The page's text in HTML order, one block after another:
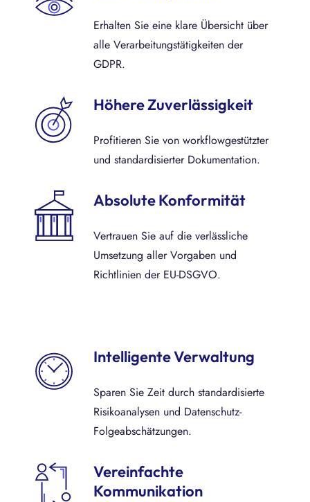
Erhalten Sie eine klare Übersicht über
alle Verarbeitungstätigkeiten der
GDPR.
Höhere Zuverlässigkeit
Profitieren Sie von workflowgestützter
und standardisierter Dokumentation.
Absolute Konformität
Vertrauen Sie auf die verlässliche
Umsetzung aller Vorgaben und
Richtlinien der EU-DSGVO.
Intelligente Verwaltung
Sparen Sie Zeit durch standardisierte
Risikoanalysen und Datenschutz-
Folgeabschätzungen.
Vereinfachte
Kommunikation